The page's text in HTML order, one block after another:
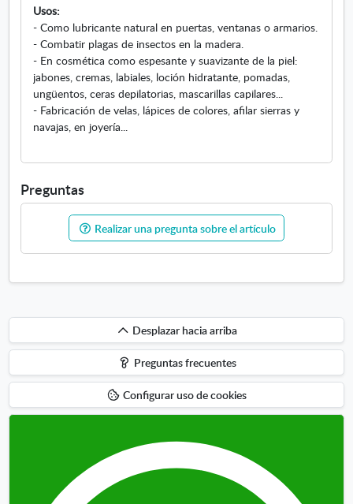
.
S
b
r
e
v
n
n
n
e
a
Usos:
- Como lubricante natural en puertas, ventanas o armarios.
- Combatir plagas de insectos en la madera.
- En cosmética como espesante y suavizante de la piel:
jabones, cremas, labiales, loción hidratante, pomadas,
ungüentos, ceras depilatorias, mascarillas capilares...
- Fabricación de velas, lápices de colores, afilar sierras y
navajas, en joyería...
Preguntas
Realizar una pregunta sobre el artículo
Desplazar
hacia
arriba
Desplazar hacia arriba
Preguntas frecuentes
Configurar uso de cookies